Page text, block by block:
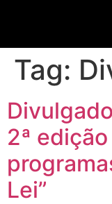
Tag:
2ª
Lei”